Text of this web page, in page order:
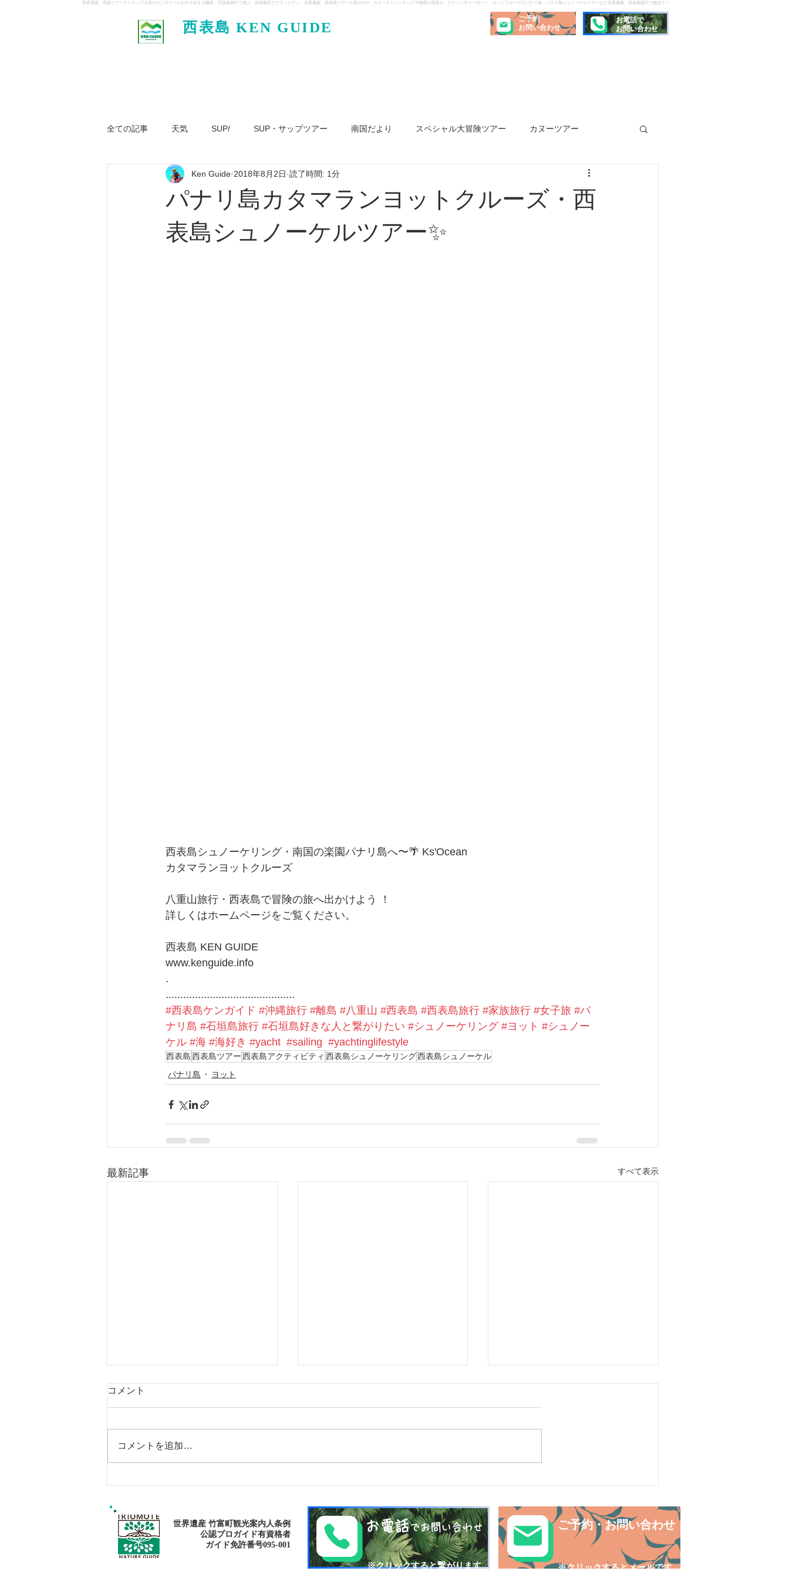
世界遺産、西表ツアーランキング人気のケンガイドがおすすめする離島・石垣島旅行で遊ぶ・西表観光アクティビティ、世界遺産、西表島ツアー人気のSUP・カヌー＆トレッキングで秘境の滝巡り、アドベンチャーボート・ヨットクルーズでパナリ島・バラス島シュノーケルツアーなど世界遺産、西表島旅行で遊ぼう！
西表島 KEN GUIDE
ご予約
お問い合わせ
お電話で
お問い合わせ
全ての記事 天気 SUP/ SUP・サップツアー 南国だより スペシャル大冒険ツアー カヌーツアー
ジャングル大冒険ツアー パナリ島 ヨット
パナリ島カタマランヨットクルーズ・西
表島シュノーケルツアー✨
Ken Guide 2018年8月2日 読了時間: 1分
西表島シュノーケリング・南国の楽園パナリ島へ〜🌴 Ks'Ocean
カタマランヨットクルーズ
八重山旅行・西表島で冒険の旅へ出かけよう ！
詳しくはホームページをご覧ください。
西表島 KEN GUIDE
www.kenguide.info
.
............................................
#西表島ケンガイド #沖縄旅行 #離島 #八重山 #西表島 #西表島旅行 #家族旅行 #女子旅 #パ
ナリ島 #石垣島旅行 #石垣島好きな人と繋がりたい #シュノーケリング #ヨット #シュノー
ケル #海 #海好き #yacht #sailing #yachtinglifestyle
西表島西表島ツアー西表島アクティビティ 西表島シュノーケリング西表島シュノーケル
パナリ島
ヨット
最新記事 すべて表示
パナリ島シュノーケリング
コメント
コメントを追加…
世界遺産 竹富町観光案内人条例
公認プロガイド有資格者
​ガイド免許番号095-001​​
お電話でお問い合わせ
​※クリックすると繋がります
ご予約・お問い合わせ
​※クリックするとメールです